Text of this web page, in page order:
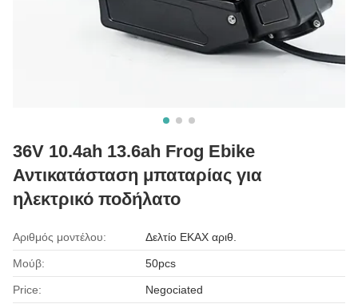
36V 10.4ah 13.6ah Frog Ebike
Αντικατάσταση μπαταρίας για
ηλεκτρικό ποδήλατο
Αριθμός μοντέλου: Δελτίο ΕΚΑΧ αριθ.
Μούβ: 50pcs
Price: Negociated